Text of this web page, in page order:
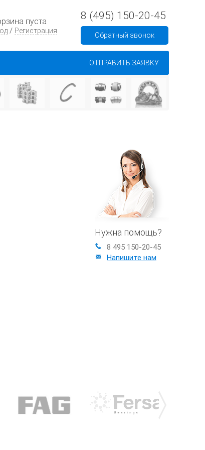
пуста
/ Регистрация
8 (495) 150-20-45
Обратный звонок
ОТПРАВИТЬ ЗАЯВКУ
Нужна помощь?
8 495 150-20-45
Напишите нам